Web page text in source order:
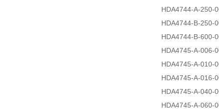
HDA4744-A-250-
HDA4744-B-250-
HDA4744-B-600-
HDA4745-A-006-
HDA4745-A-010-
HDA4745-A-016-
HDA4745-A-040-
HDA4745-A-060-